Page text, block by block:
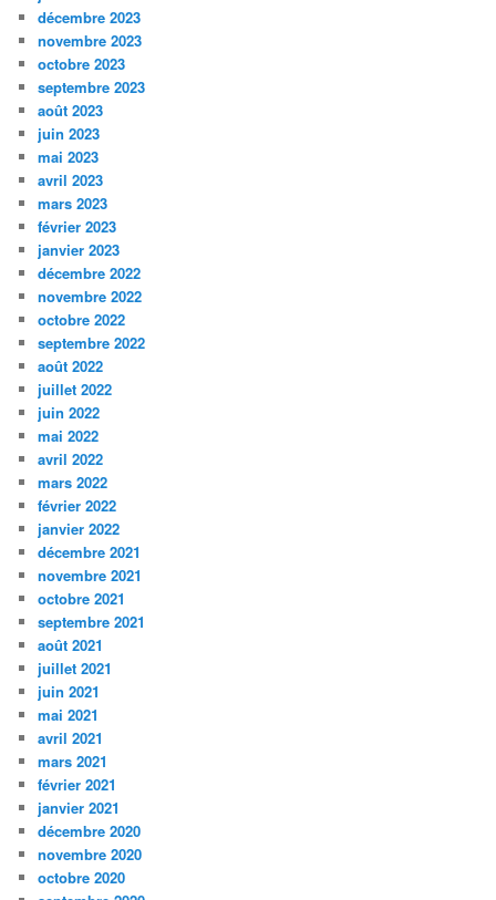
décembre 2023
novembre 2023
octobre 2023
septembre 2023
août 2023
juin 2023
mai 2023
avril 2023
mars 2023
février 2023
janvier 2023
décembre 2022
novembre 2022
octobre 2022
septembre 2022
août 2022
juillet 2022
juin 2022
mai 2022
avril 2022
mars 2022
février 2022
janvier 2022
décembre 2021
novembre 2021
octobre 2021
septembre 2021
août 2021
juillet 2021
juin 2021
mai 2021
avril 2021
mars 2021
février 2021
janvier 2021
décembre 2020
novembre 2020
octobre 2020